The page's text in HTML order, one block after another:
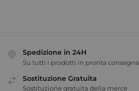
Spedizione in 24H
Su tutti i prodotti in pronta consegna
Sostituzione Gratuita
Sostituzione gratuita della merce